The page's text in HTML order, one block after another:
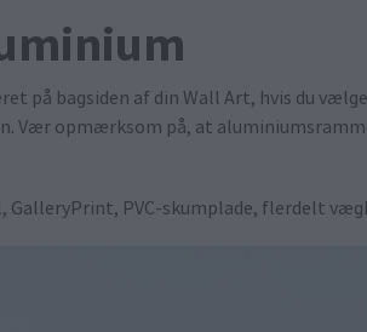
på bagsiden af din Wall Art, hvis du
Vær opmærksom på, at
PVC-skumplade, flerdelt